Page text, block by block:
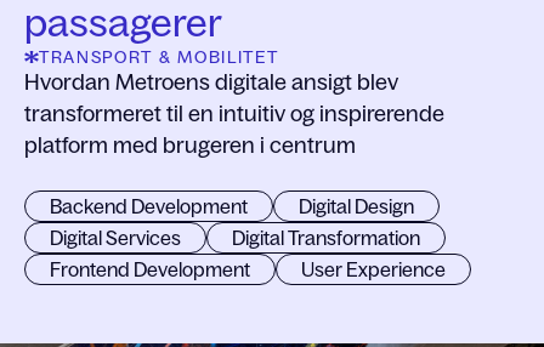
passagerer
TRANSPORT & MOBILITET
Hvordan Metroens digitale ansigt blev
transformeret til en intuitiv og inspirerende
platform med brugeren i centrum
Backend Development
Digital Design
Digital Services
Digital Transformation
Frontend Development
User Experience